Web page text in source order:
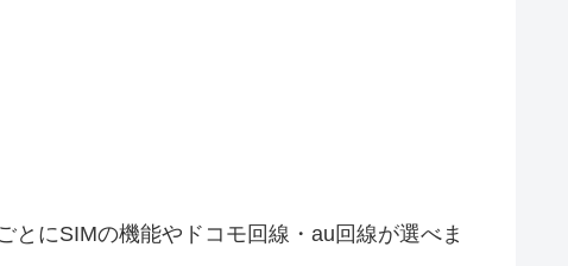
とにSIMの機能やドコモ回線・au回線が選べま